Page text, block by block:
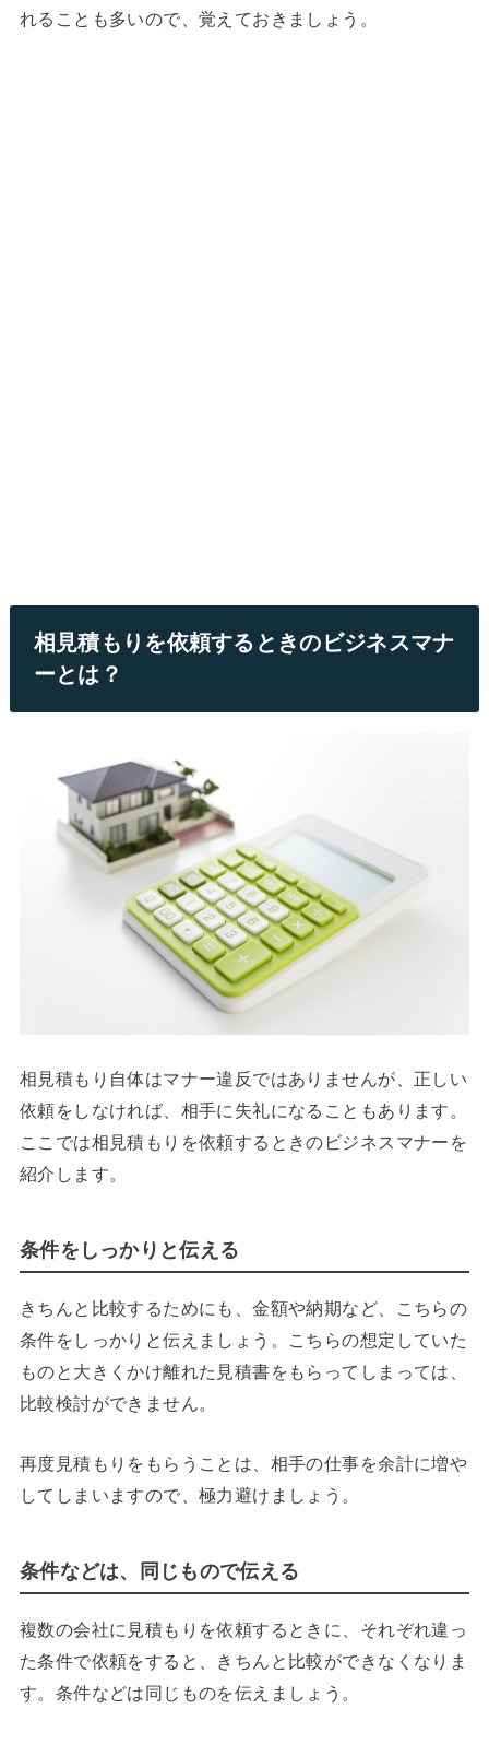
れることも多いので、覚えておきましょう。
相見積もりを依頼するときのビジネスマナ
ーとは？
相見積もり自体はマナー違反ではありませんが、正しい
依頼をしなければ、相手に失礼になることもあります。
ここでは相見積もりを依頼するときのビジネスマナーを
紹介します。
条件をしっかりと伝える
きちんと比較するためにも、金額や納期など、こちらの
条件をしっかりと伝えましょう。こちらの想定していた
ものと大きくかけ離れた見積書をもらってしまっては、
比較検討ができません。
再度見積もりをもらうことは、相手の仕事を余計に増や
してしまいますので、極力避けましょう。
条件などは、同じもので伝える
複数の会社に見積もりを依頼するときに、それぞれ違っ
た条件で依頼をすると、きちんと比較ができなくなりま
す。条件などは同じものを伝えましょう。